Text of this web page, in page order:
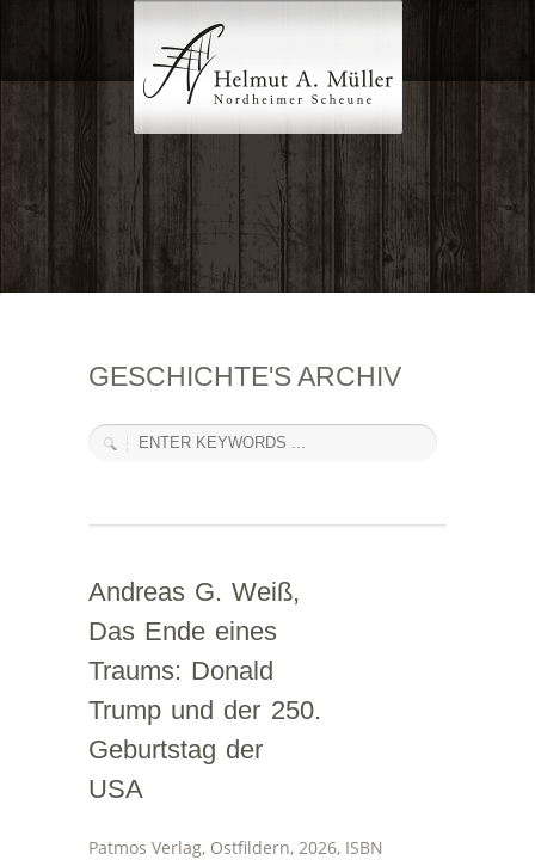
GESCHICHTE'S ARCHIV
Andreas G. Weiß,
Das Ende eines
Traums: Donald
Trump und der 250.
Geburtstag der
USA
Patmos Verlag, Ostfildern, 2026, ISBN